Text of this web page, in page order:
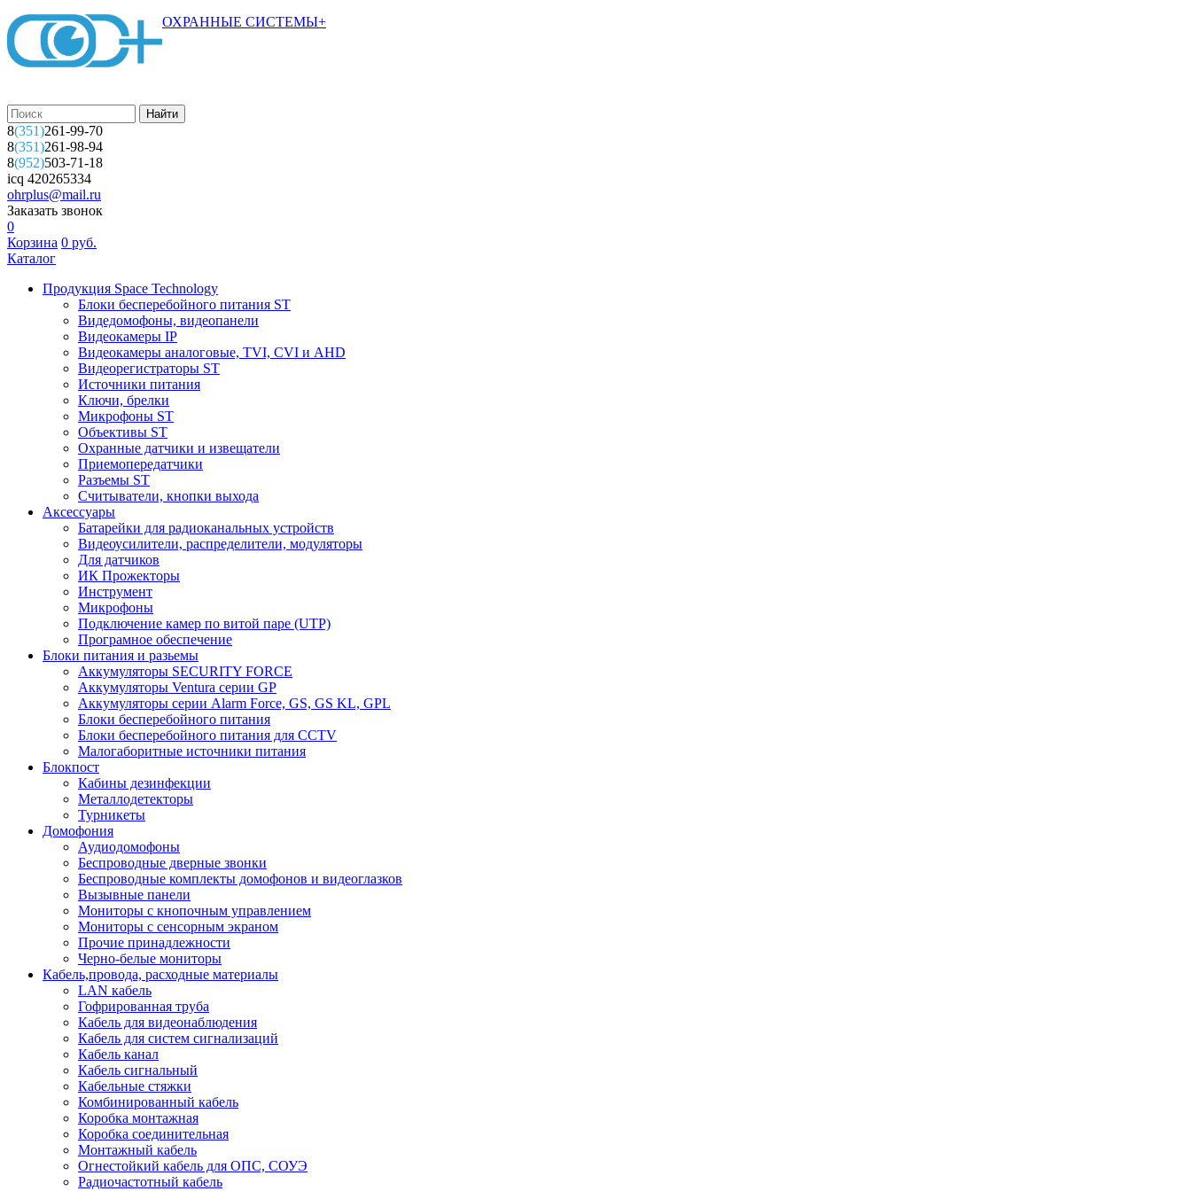
ОХРАННЫЕ СИСТЕМЫ+
8(351)261-99-70
8(351)261-98-94
8(952)503-71-18
icq 420265334
ohrplus@mail.ru
Заказать звонок
0
Корзина 0 руб.
Каталог
Продукция Space Technology
Блоки бесперебойного питания ST
Видедомофоны, видеопанели
Видеокамеры IP
Видеокамеры аналоговые, TVI, CVI и AHD
Видеорегистраторы ST
Источники питания
Ключи, брелки
Микрофоны ST
Объективы ST
Охранные датчики и извещатели
Приемопередатчики
Разъемы ST
Считыватели, кнопки выхода
Аксессуары
Батарейки для радиоканальных устройств
Видеоусилители, распределители, модуляторы
Для датчиков
ИК Прожекторы
Инструмент
Микрофоны
Подключение камер по витой паре (UTP)
Програмное обеспечение
Блоки питания и разьемы
Аккумуляторы SECURITY FORCE
Аккумуляторы Ventura серии GP
Аккумуляторы серии Alarm Force, GS, GS KL, GPL
Блоки бесперебойного питания
Блоки бесперебойного питания для CCTV
Малогаборитные источники питания
Блокпост
Кабины дезинфекции
Металлодетекторы
Турникеты
Домофония
Аудиодомофоны
Беспроводные дверные звонки
Беспроводные комплекты домофонов и видеоглазков
Вызывные панели
Мониторы с кнопочным управлением
Мониторы с сенсорным экраном
Прочие принадлежности
Черно-белые мониторы
Кабель,провода, расходные материалы
LAN кабель
Гофрированная труба
Кабель для видеонаблюдения
Кабель для систем сигнализаций
Кабель канал
Кабель сигнальный
Кабельные стяжки
Комбинированный кабель
Коробка монтажная
Коробка соединительная
Монтажный кабель
Огнестойкий кабель для ОПС, СОУЭ
Радиочастотный кабель